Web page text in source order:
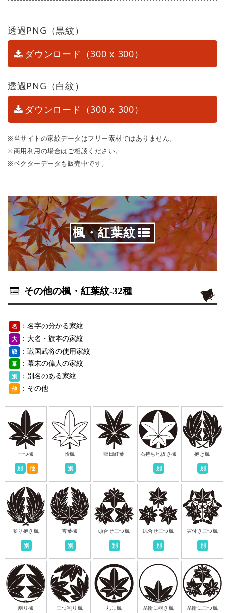
透過PNG（黒紋）
ダウンロード（300 x 300）
透過PNG（白紋）
ダウンロード（300 x 300）
※当サイトの家紋データはフリー素材ではありません。
※商用利用の場合はご相談ください。
※ベクターデータも販売中です。
楓・紅葉紋
その他の楓・紅葉紋-32種
名 ：名字の分かる家紋
大 ：大名・旗本の家紋
戦 ：戦国武将の使用家紋
幕 ：幕末の偉人の家紋
別 ：別名のある家紋
他 ：その他
一つ楓
別 他
陰楓
別
龍田紅葉 石持ち地抜き楓
別
抱き楓
別
変り抱き楓
別
杏葉楓
別
頭合せ三つ楓
別
尻合せ三つ楓
別
実付き三つ楓
別
割り楓 三つ割り楓 丸に楓 糸輪に覗き楓 糸輪に三つ楓